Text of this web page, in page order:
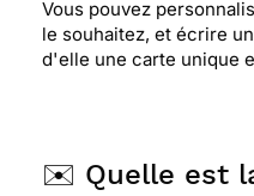
Vous pouvez
le souhaitez, et écrire
d'elle une carte unique
✉️ Quelle est